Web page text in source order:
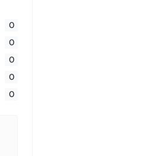
0
0
0
0
0